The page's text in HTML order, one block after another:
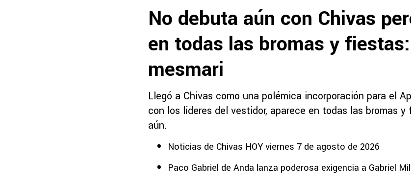
No debuta aún con Chivas
en todas las bromas y
mesmari
Llegó a Chivas como una polémica incorporación para el
con los líderes del vestidor, aparece en todas las bromas
aún.
Noticias de Chivas HOY viernes 7 de agosto de 2026
Paco Gabriel de Anda lanza poderosa exigencia a Gabriel